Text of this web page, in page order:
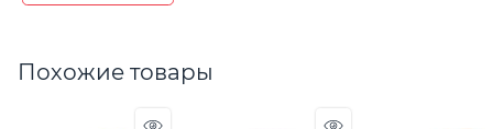
Похожие товары